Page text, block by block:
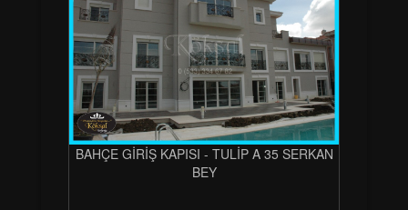
BAHÇE GİRİŞ KAPISI - TULİP A 35 SERKAN
BEY